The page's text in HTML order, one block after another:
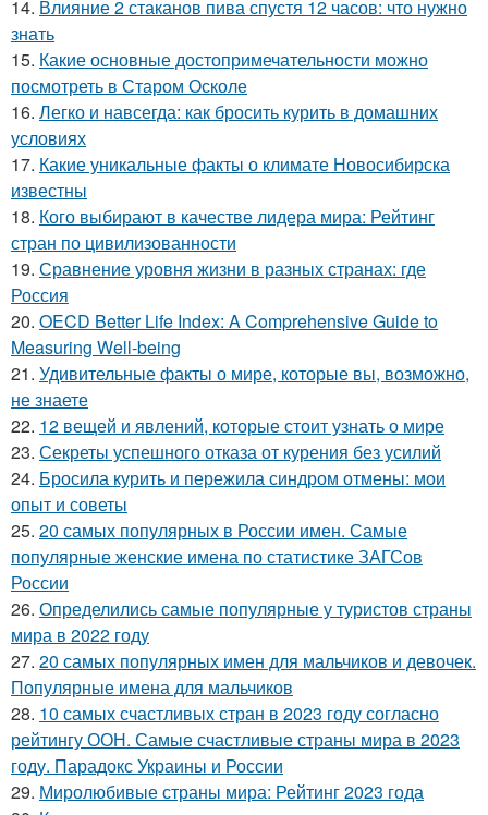
14. Влияние 2 стаканов пива спустя 12 часов: что нужно
знать
15. Какие основные достопримечательности можно
посмотреть в Старом Осколе
16. Легко и навсегда: как бросить курить в домашних
условиях
17. Какие уникальные факты о климате Новосибирска
известны
18. Кого выбирают в качестве лидера мира: Рейтинг
стран по цивилизованности
19. Сравнение уровня жизни в разных странах: где
Россия
20. OECD Better Life Index: A Comprehensive Guide to
Measuring Well-being
21. Удивительные факты о мире, которые вы, возможно,
не знаете
22. 12 вещей и явлений, которые стоит узнать о мире
23. Секреты успешного отказа от курения без усилий
24. Бросила курить и пережила синдром отмены: мои
опыт и советы
25. 20 самых популярных в России имен. Самые
популярные женские имена по статистике ЗАГСов
России
26. Определились самые популярные у туристов страны
мира в 2022 году
27. 20 самых популярных имен для мальчиков и девочек.
Популярные имена для мальчиков
28. 10 самых счастливых стран в 2023 году согласно
рейтингу ООН. Самые счастливые страны мира в 2023
году. Парадокс Украины и России
29. Миролюбивые страны мира: Рейтинг 2023 года